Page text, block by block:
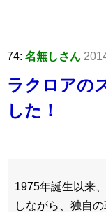
74: 名無しさん
ラクロアの
した！
1975年誕生以来
しながら、独自